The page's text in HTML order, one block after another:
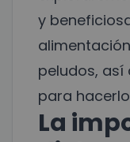
y
peludos,
para
La